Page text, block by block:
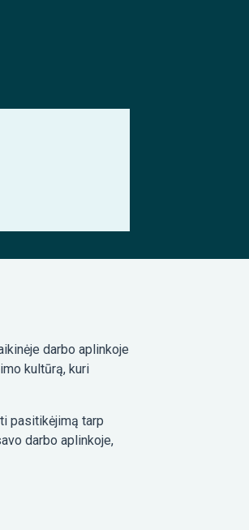
darbo aplinkoje
kultūrą, kuri
pasitikėjimą tarp
darbo aplinkoje,